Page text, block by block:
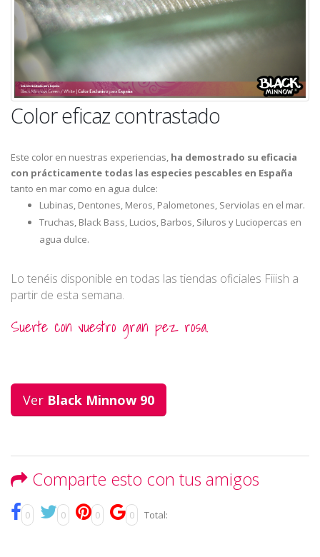
Color eficaz contrastado
Este color en nuestras experiencias, ha demostrado su eficacia
con prácticamente todas las especies pescables en España
tanto en mar como en agua dulce:
Lubinas, Dentones, Meros, Palometones, Serviolas en el mar.
Truchas, Black Bass, Lucios, Barbos, Siluros y Luciopercas en
agua dulce.
Lo tenéis disponible en todas las tiendas oficiales Fiiish a
partir de esta semana.
Suerte con vuestro gran pez rosa.
Ver Black Minnow 90
Comparte esto con tus amigos
0 0 0 0 Total: